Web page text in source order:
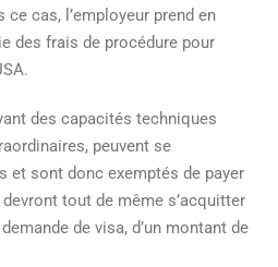
ce cas, l’employeur prend en
des frais de procédure pour
des capacités techniques
peuvent se
et sont donc exemptés de payer
tout de même s’acquitter
de visa, d’un montant de